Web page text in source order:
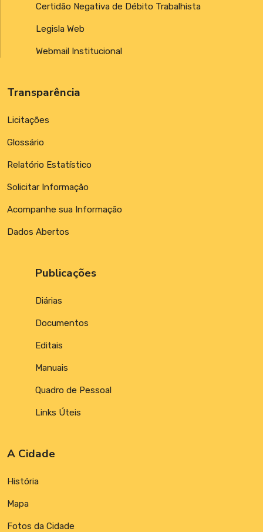
Certidão Negativa de Débito Trabalhista
Legisla Web
Webmail Institucional
Transparência
Licitações
Glossário
Relatório Estatístico
Solicitar Informação
Acompanhe sua Informação
Dados Abertos
Publicações
Diárias
Documentos
Editais
Manuais
Quadro de Pessoal
Links Úteis
A Cidade
História
Mapa
Fotos da Cidade